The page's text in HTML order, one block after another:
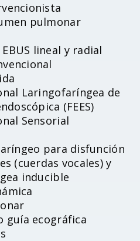
pulmonar
lineal y radial
Laringofaríngea de
(FEES)
Sensorial
para disfunción
(cuerdas vocales) y
inducible
guía ecográfica